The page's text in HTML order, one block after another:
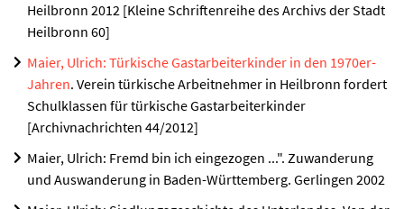
Heilbronn 2012 [Kleine Schriftenreihe des Archivs der Stadt
Heilbronn 60]
Maier, Ulrich: Türkische Gastarbeiterkinder in den 1970er-
Jahren. Verein türkische Arbeitnehmer in Heilbronn fordert
Schulklassen für türkische Gastarbeiterkinder
[Archivnachrichten 44/2012]
Maier, Ulrich: Fremd bin ich eingezogen ...". Zuwanderung
und Auswanderung in Baden-Württemberg. Gerlingen 2002